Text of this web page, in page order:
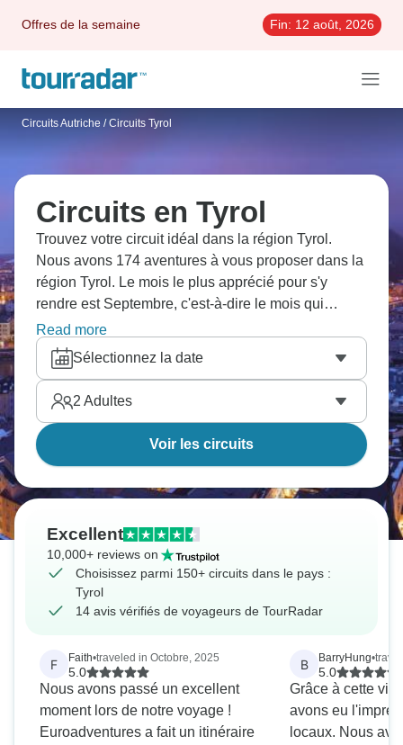
Offres de la semaine Fin: 12 août, 2026
Circuits Autriche / Circuits Tyrol
Circuits en Tyrol
Trouvez votre circuit idéal dans la région Tyrol.
Nous avons 174 aventures à vous proposer dans la
région Tyrol. Le mois le plus apprécié pour s'y
rendre est Septembre, c'est-à-dire le mois qui
compte le plus grand nombre de départs.
Read more
Sélectionnez la date
2 Adultes
Voir les circuits
Excellent
10,000+ reviews on
Choisissez parmi 150+ circuits dans le pays :
Tyrol
14 avis vérifiés de voyageurs de TourRadar
F Faith•traveled in Octobre, 2025
5.0
Nous avons passé un excellent
moment lors de notre voyage !
Euroadventures a fait un itinéraire
B BarryHung•
5.0
Grâce à cette
avons eu
locaux. Nous avons traversé de